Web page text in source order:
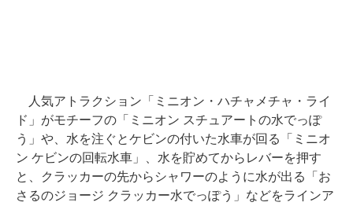
人気アトラクション「ミニオン・ハチャメチャ・ライ
ド」がモチーフの「ミニオン スチュアートの水でっぽ
う」や、水を注ぐとケビンの付いた水車が回る「ミニオ
ン ケビンの回転水車」、水を貯めてからレバーを押す
と、クラッカーの先からシャワーのように水が出る「お
さるのジョージ クラッカー水でっぽう」などをラインア